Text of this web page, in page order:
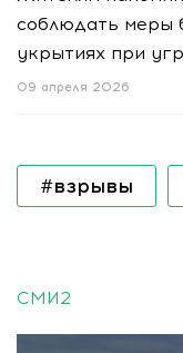
соблюдать меры
укрытиях при
09 апреля 2026
#взрывы
СМИ2